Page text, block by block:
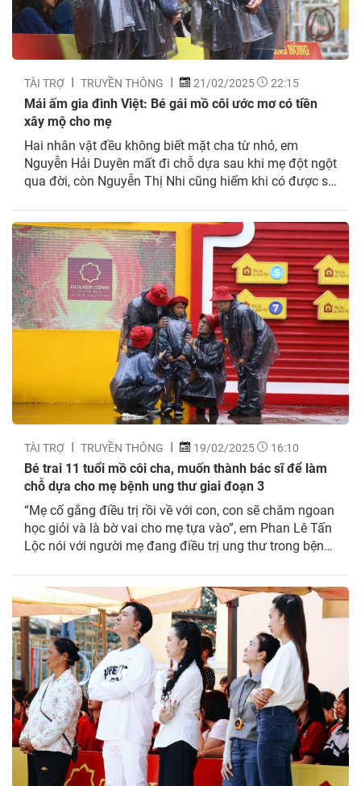
TÀI TRỢ TRUYỀN THÔNG 21/02/2025 22:15
Mái ấm gia đình Việt: Bé gái mồ côi ước mơ có tiền
xây mộ cho mẹ
Hai nhân vật đều không biết mặt cha từ nhỏ, em
Nguyễn Hải Duyên mất đi chỗ dựa sau khi mẹ đột ngột
qua đời, còn Nguyễn Thị Nhi cũng hiếm khi có được sự
cảnh đặc biệt của hai bé gái...
TÀI TRỢ TRUYỀN THÔNG 19/02/2025 16:10
Bé trai 11 tuổi mồ côi cha, muốn thành bác sĩ để làm
chỗ dựa cho mẹ bệnh ung thư giai đoạn 3
“Mẹ cố gắng điều trị rồi về với con, con sẽ chăm ngoan
học giỏi và là bờ vai cho mẹ tựa vào”, em Phan Lê Tấn
Lộc nói với người mẹ đang điều trị ung thư trong bệnh
sẽ mất đi vì...